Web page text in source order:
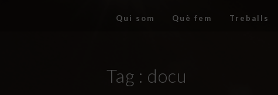
Qui som Què fem Treballs
Tag : docu